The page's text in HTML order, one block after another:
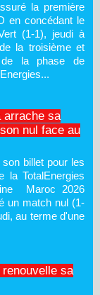
la première
en concédant le
(1-1), jeudi à
la troisième et
de la phase de
arrache sa
nul face au
billet pour les
la TotalEnergies
Maroc 2026
un match nul (1-
au terme d'une
sa